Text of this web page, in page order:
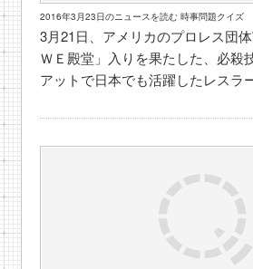
2016年3月23日のニュースを読む 時事問題クイズ
3月21日、アメリカのプロレス団
ＷＥ殿堂」入りを果たした、必殺
アットで日本でも活躍したレスラ